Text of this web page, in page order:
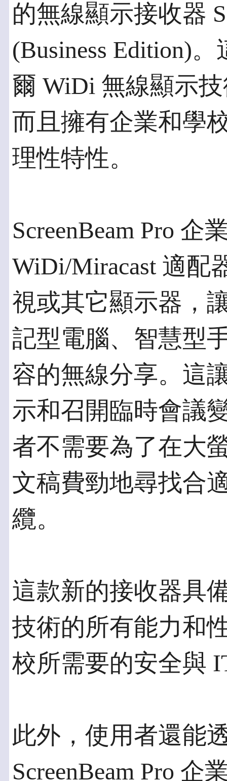
的無線顯示接收器
(Business Edition)
爾 WiDi 無線顯示
而且擁有企業和學
理性特性。
ScreenBeam Pro
WiDi/Miracast 適配
視或其它顯示器，
記型電腦、智慧型
容的無線分享。這
示和召開臨時會議
者不需要為了在大
文稿費勁地尋找合
纜。
這款新的接收器具
技術的所有能力和
校所需要的安全與
此外，使用者還能
ScreenBeam Pro